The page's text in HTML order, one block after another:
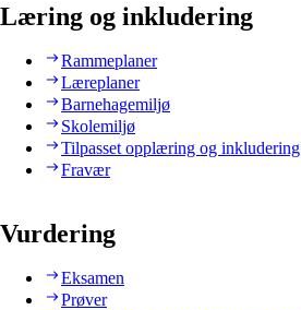
Læring og inkludering
Rammeplaner
Læreplaner
Barnehagemiljø
Skolemiljø
Tilpasset opplæring og inkludering
Fravær
Vurdering
Eksamen
Prøver